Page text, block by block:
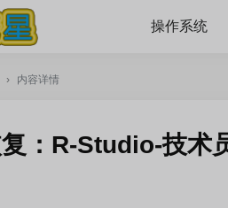
操作系统
› 内容详情
：R-Studio-技术